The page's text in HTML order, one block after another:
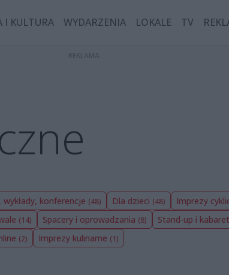
I KULTURA WYDARZENIA LOKALE TV
wykłady, konferencje (48) Dla dzieci (48) Imprezy
(14) Spacery i oprowadzania (8) Stand-up i
(2) Imprezy kulinarne (1)